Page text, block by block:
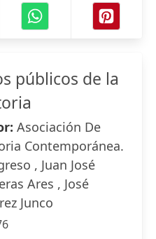
públicos de la
Asociación De
Contemporánea.
, Juan José
Ares , José
Junco